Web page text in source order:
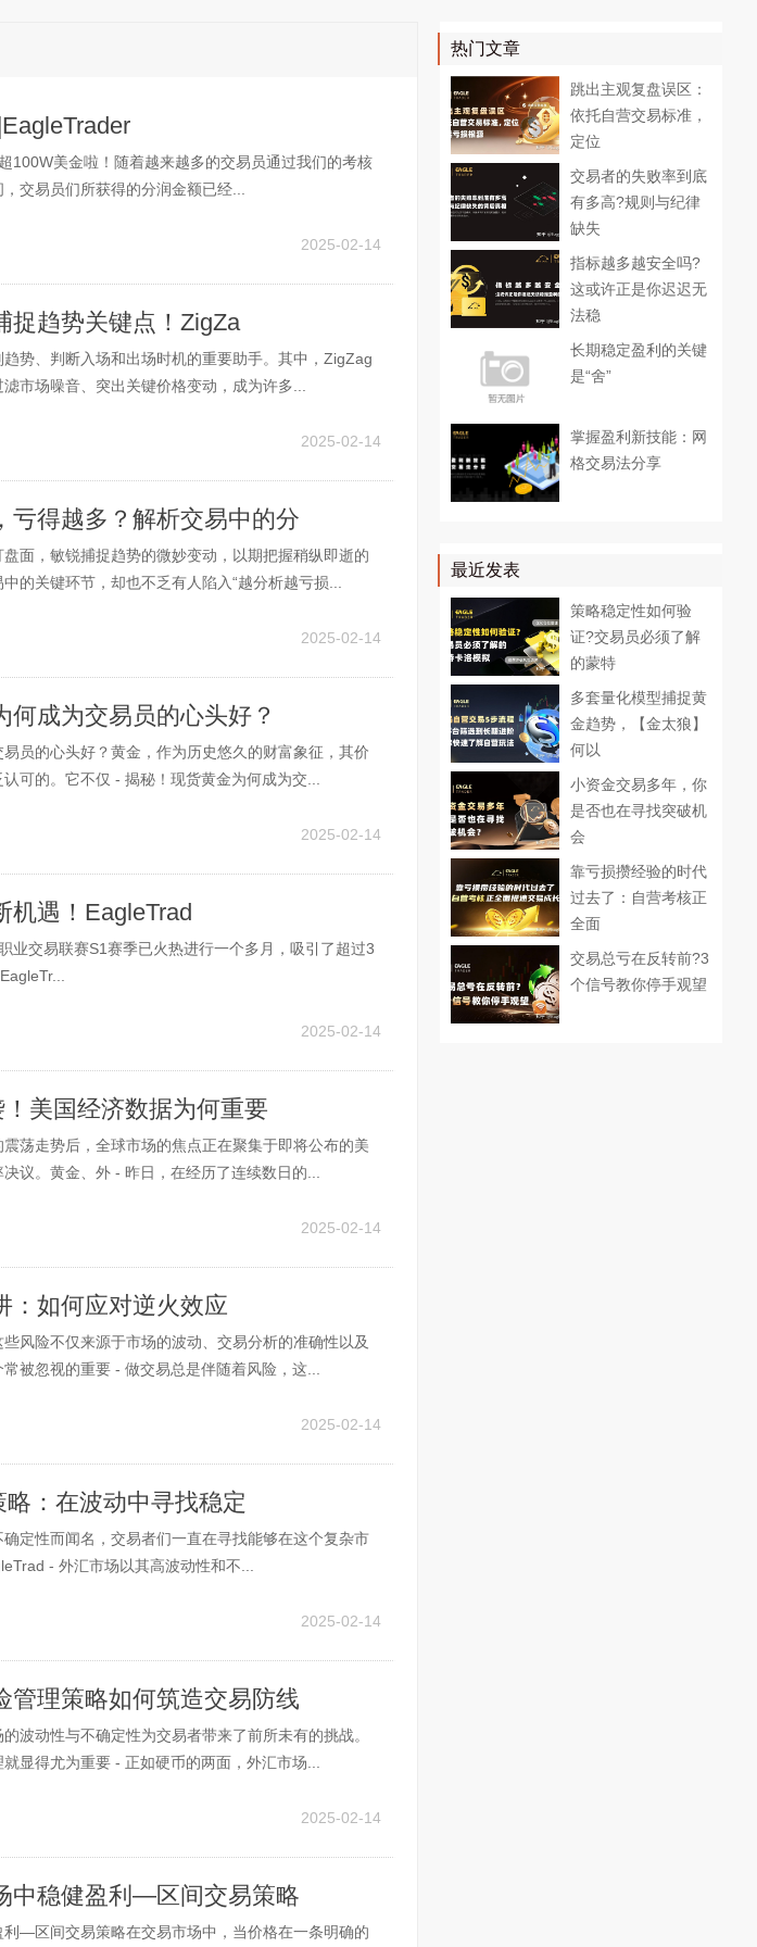
100W美金啦！随着越来越多的交易员通过我们的考核
交易员们所获得的分润金额已经...
2025-02-14
捉趋势关键点！ZigZa
势、判断入场和出场时机的重要助手。其中，ZigZag
市场噪音、突出关键价格变动，成为许多...
2025-02-14
亏得越多？解析交易中的分
面，敏锐捕捉趋势的微妙变动，以期把握稍纵即逝的
的关键环节，却也不乏有人陷入“越分析越亏损...
2025-02-14
何成为交易员的心头好？
员的心头好？黄金，作为历史悠久的财富象征，其价
可的。它不仅 - 揭秘！现货黄金为何成为交...
2025-02-14
机遇！EagleTrad
业交易联赛S1赛季已火热进行一个多月，吸引了超过3
2025-02-14
美国经济数据为何重要
荡走势后，全球市场的焦点正在聚集于即将公布的美
议。黄金、外 - 昨日，在经历了连续数日的...
2025-02-14
：如何应对逆火效应
风险不仅来源于市场的波动、交易分析的准确性以及
被忽视的重要 - 做交易总是伴随着风险，这...
2025-02-14
：在波动中寻找稳定
定性而闻名，交易者们一直在寻找能够在这个复杂市
- 外汇市场以其高波动性和不...
2025-02-14
管理策略如何筑造交易防线
波动性与不确定性为交易者带来了前所未有的挑战。
显得尤为重要 - 正如硬币的两面，外汇市场...
2025-02-14
中稳健盈利—区间交易策略
—区间交易策略在交易市场中，当价格在一条明确的
热门文章
跳出主观复盘误区：
依托自营交易标准，
定位
交易者的失败率到底
有多高?规则与纪律
缺失
指标越多越安全吗?
这或许正是你迟迟无
法稳
长期稳定盈利的关键
是“舍”
掌握盈利新技能：网
格交易法分享
最近发表
策略稳定性如何验
证?交易员必须了解
的蒙特
多套量化模型捕捉黄
金趋势，【金太狼】
何以
小资金交易多年，你
是否也在寻找突破机
会
靠亏损攒经验的时代
过去了：自营考核正
全面
交易总亏在反转前?3
个信号教你停手观望